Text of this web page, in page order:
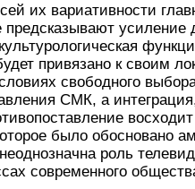
их вариативности
предсказывают
привязано к своим
свободного
СМК, а
было обосновано
роль
современного